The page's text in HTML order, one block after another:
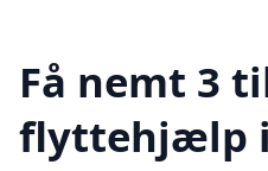
Få nemt 3
flyttehjælp